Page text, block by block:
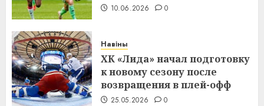
10.06.2026 0
Навіны
ХК «Лида» начал подготовку
к новому сезону после
возвращения в плей-офф
25.05.2026 0